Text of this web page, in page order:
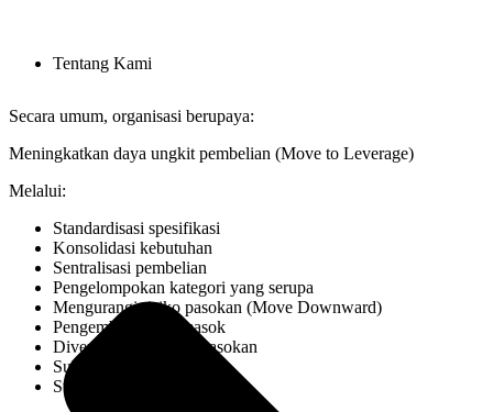
Tentang Kami
Secara umum, organisasi berupaya:
Meningkatkan daya ungkit pembelian (Move to Leverage)
Melalui:
Standardisasi spesifikasi
Konsolidasi kebutuhan
Sentralisasi pembelian
Pengelompokan kategori yang serupa
Mengurangi risiko pasokan (Move Downward)
Pengembangan pemasok
Diversifikasi sumber pasokan
Substitusi produk
Standardisasi kebutuhan